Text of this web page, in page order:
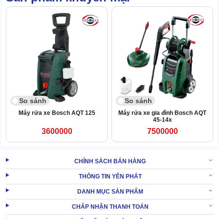
2. Cần chú ý điều gì khi dùng Máy xịt rửa xe
Bosch SH-2020?
Lưu ý khi sử dụng máy rửa xe
So sánh
Máy rửa xe Bosch AQT 125
3600000
So sánh
Máy rửa xe gia đình Bosch AQT
45-14x
7500000
CHÍNH SÁCH BÁN HÀNG
THÔNG TIN YÊN PHÁT
DANH MỤC SẢN PHẨM
CHẤP NHẬN THANH TOÁN